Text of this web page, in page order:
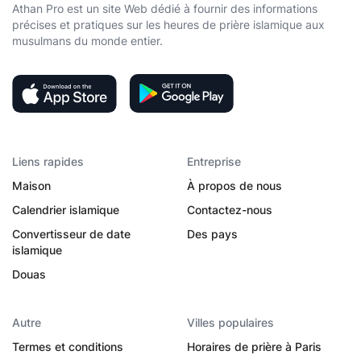
Athan Pro est un site Web dédié à fournir des informations
précises et pratiques sur les heures de prière islamique aux
musulmans du monde entier.
Liens rapides
Maison
Calendrier islamique
Convertisseur de date
islamique
Douas
Entreprise
À propos de nous
Contactez-nous
Des pays
Autre
Termes et conditions
Villes populaires
Horaires de prière à Paris